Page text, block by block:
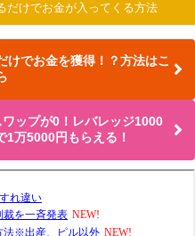
だけでお金が入ってくる方法
けでお金を獲得！？方法はこ
ワップが0！レバレッジ1000
万5000円もらえる！